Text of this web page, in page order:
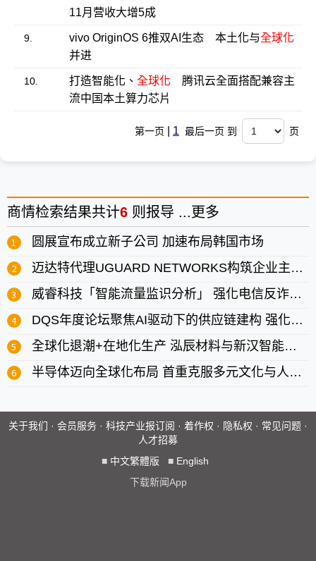
11月营收大增5成
9. vivo OriginOS 6推双AI生态 本土化与全球化
并进
10. 打造智能化、 全球化腾讯云全面搭配兼容主
流中国本土算力芯片
第一页 1 最后一页 到 页
商情检索结果共计6 则报导 ... 更多
圆展宣布成立新子公司 加速布局韩国市场
迈达特代理UGUARD NETWORKS构筑企业主动防御屏障
威睿科技「智能流量监识分析」 强化电信反诈网安防线
DQS年度论坛聚焦AI驱动下的供应链建构 强化企业网安与永续治理力
全球化退潮+在地化生产 泓辰材料与新汉智能示范台湾突围路
半导体迈向全球化布局 首重克服多元文化与人才培育挑战
关于我们 · 会员服务 · 科技产业报订阅 · 着作权 · 隐私权 · 常见问题 ·
人才招募
■ 中文繁體版 ■ English
下载新闻App